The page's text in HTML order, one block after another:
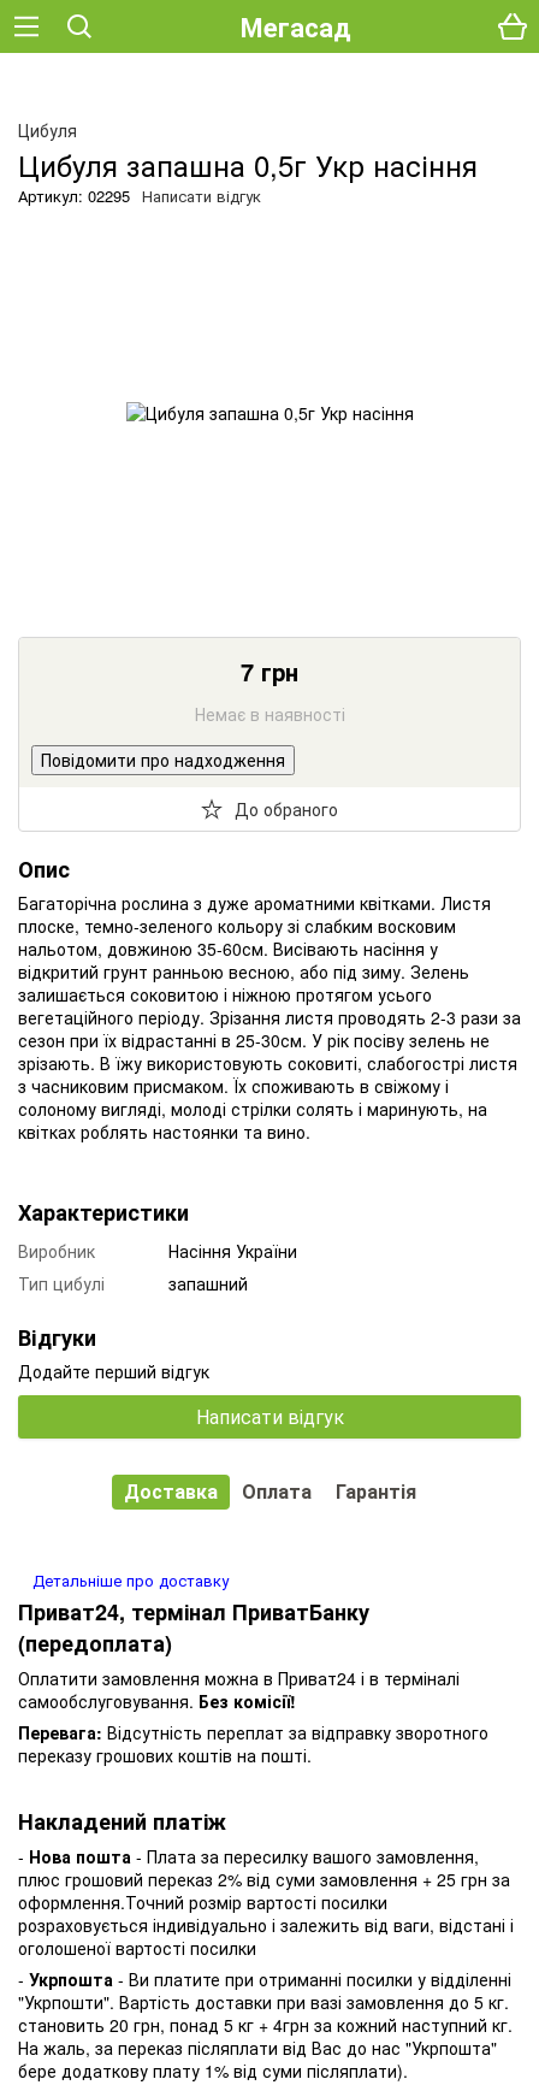
Мегасад
Цибуля
Цибуля запашна 0,5г Укр насіння
Артикул: 02295 Написати відгук
7 грн
Немає в наявності
Повідомити про надходження
До обраного
Опис
Багаторічна рослина з дуже ароматними квітками. Листя
плоске, темно-зеленого кольору зі слабким восковим
нальотом, довжиною 35-60см. Висівають насіння у
відкритий грунт ранньою весною, або під зиму. Зелень
залишається соковитою і ніжною протягом усього
вегетаційного періоду. Зрізання листя проводять 2-3 рази за
сезон при їх відрастанні в 25-30см. У рік посіву зелень не
зрізають. В їжу використовують соковиті, слабогострі листя
з часниковим присмаком. Їх споживають в свіжому і
солоному вигляді, молоді стрілки солять і маринують, на
квітках роблять настоянки та вино.
Характеристики
Виробник
Насіння України
Тип цибулі
запашний
Відгуки
Додайте перший відгук
Написати відгук
Доставка Оплата Гарантія
Детальніше про доставку
Приват24, термінал ПриватБанку
(передоплата)
Оплатити замовлення можна в Приват24 і в терміналі
самообслуговування. Без комісії!
Перевага: Відсутність переплат за відправку зворотного
переказу грошових коштів на пошті.
Накладений платіж
- Нова пошта - Плата за пересилку вашого замовлення,
плюс грошовий переказ 2% від суми замовлення + 25 грн за
оформлення.Точний розмір вартості посилки
розраховується індивідуально і залежить від ваги, відстані і
оголошеної вартості посилки
- Укрпошта - Ви платите при отриманні посилки у відділенні
"Укрпошти". Вартість доставки при вазі замовлення до 5 кг.
становить 20 грн, понад 5 кг + 4грн за кожний наступний кг.
На жаль, за переказ післяплати від Вас до нас "Укрпошта"
бере додаткову плату 1% від суми післяплати).